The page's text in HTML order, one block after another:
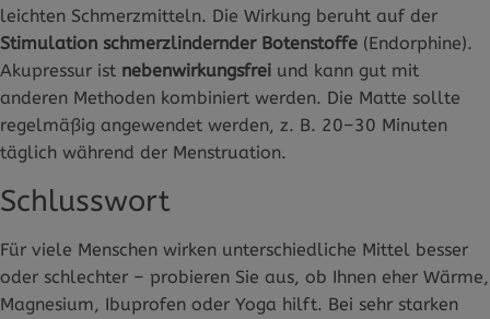
leichten Schmerzmitteln. Die Wirkung beruht auf der
Stimulation schmerzlindernder Botenstoffe (Endorphine).
Akupressur ist nebenwirkungsfrei und kann gut mit
anderen Methoden kombiniert werden. Die Matte sollte
regelmäßig angewendet werden, z. B. 20–30 Minuten
täglich während der Menstruation.
Schlusswort
Für viele Menschen wirken unterschiedliche Mittel besser
oder schlechter – probieren Sie aus, ob Ihnen eher Wärme,
Magnesium, Ibuprofen oder Yoga hilft. Bei sehr starken